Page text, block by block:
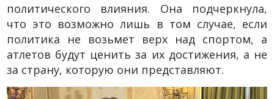
политического влияния. Она подчеркнула,
что это возможно лишь в том случае, если
политика не возьмет верх над спортом, а
атлетов будут ценить за их достижения, а не
за страну, которую они представляют.